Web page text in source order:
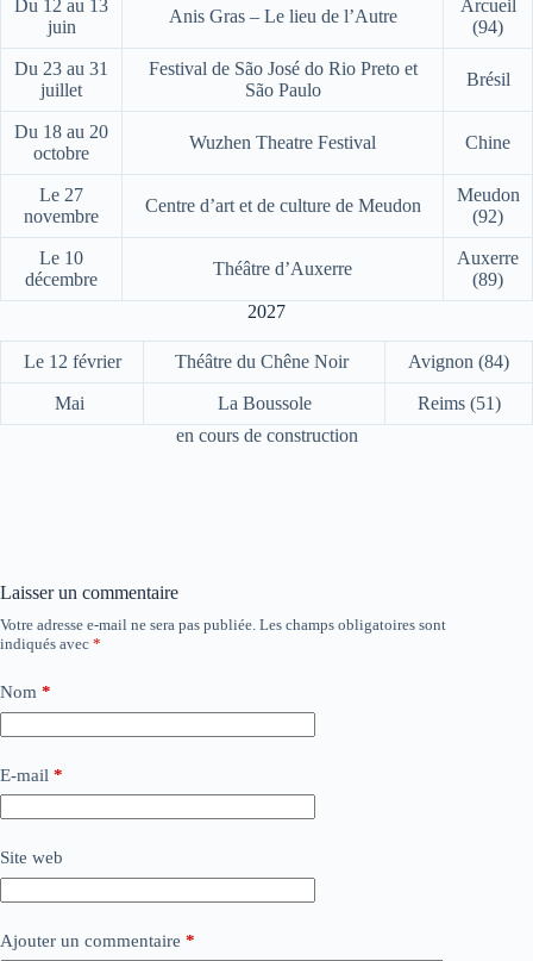
Du 12 au 13
juin
Anis Gras – Le lieu de l’Autre
Arcueil
(94)
Du 23 au 31
juillet
Festival de São José do Rio Preto et
São Paulo
Brésil
Du 18 au 20
octobre
Wuzhen Theatre Festival Chine
Le 27
novembre
Centre d’art et de culture de Meudon
Meudon
(92)
Le 10
décembre
Théâtre d’Auxerre
Auxerre
(89)
2027
Le 12 février Théâtre du Chêne Noir Avignon (84)
Mai La Boussole
Reims (51)
en cours de construction
Laisser un commentaire
Votre adresse e-mail ne sera pas publiée. Les champs obligatoires sont
indiqués avec *
Nom *
E-mail *
Site web
Ajouter un commentaire *